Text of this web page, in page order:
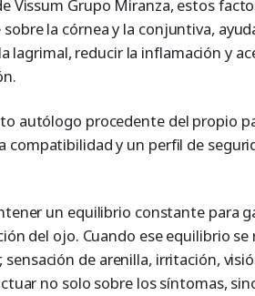
Vissum Grupo Miranza, estos
la córnea y la conjuntiva,
lagrimal, reducir la inflamación y
autólogo procedente del propio
y un perfil de
un equilibrio constante para
del ojo. Cuando ese equilibrio se
de arenilla, irritación,
no solo sobre los síntomas,